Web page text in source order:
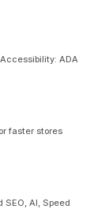
ADA
faster stores
AI, Speed